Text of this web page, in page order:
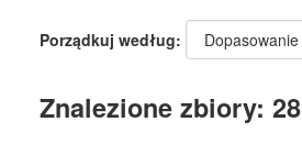
Porządkuj według
Znalezione zbiory: 28